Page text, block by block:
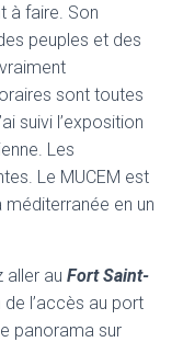
à faire. Son
peuples et des
sont toutes
suivi l’exposition
Les
Le MUCEM est
en un
aller au Fort Saint-
l’accès au port
panorama sur